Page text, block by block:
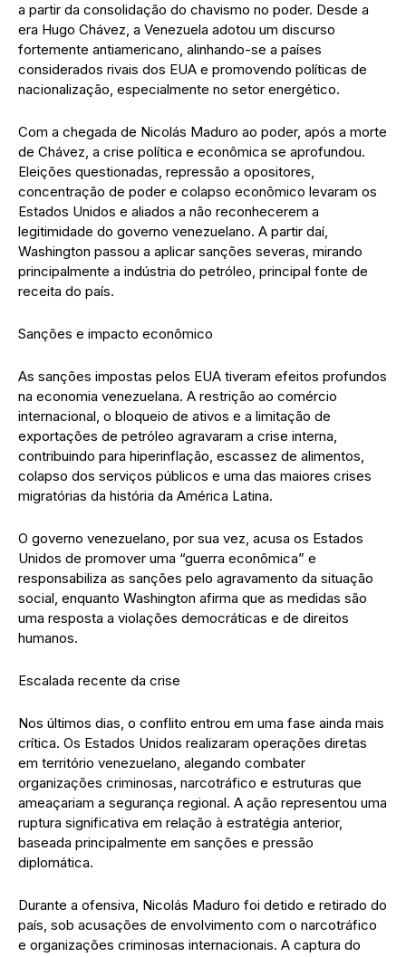
a partir da consolidação do chavismo no poder. Desde a
era Hugo Chávez, a Venezuela adotou um discurso
fortemente antiamericano, alinhando-se a países
considerados rivais dos EUA e promovendo políticas de
nacionalização, especialmente no setor energético.
Com a chegada de Nicolás Maduro ao poder, após a morte
de Chávez, a crise política e econômica se aprofundou.
Eleições questionadas, repressão a opositores,
concentração de poder e colapso econômico levaram os
Estados Unidos e aliados a não reconhecerem a
legitimidade do governo venezuelano. A partir daí,
Washington passou a aplicar sanções severas, mirando
principalmente a indústria do petróleo, principal fonte de
receita do país.
Sanções e impacto econômico
As sanções impostas pelos EUA tiveram efeitos profundos
na economia venezuelana. A restrição ao comércio
internacional, o bloqueio de ativos e a limitação de
exportações de petróleo agravaram a crise interna,
contribuindo para hiperinflação, escassez de alimentos,
colapso dos serviços públicos e uma das maiores crises
migratórias da história da América Latina.
O governo venezuelano, por sua vez, acusa os Estados
Unidos de promover uma “guerra econômica” e
responsabiliza as sanções pelo agravamento da situação
social, enquanto Washington afirma que as medidas são
uma resposta a violações democráticas e de direitos
humanos.
Escalada recente da crise
Nos últimos dias, o conflito entrou em uma fase ainda mais
crítica. Os Estados Unidos realizaram operações diretas
em território venezuelano, alegando combater
organizações criminosas, narcotráfico e estruturas que
ameaçariam a segurança regional. A ação representou uma
ruptura significativa em relação à estratégia anterior,
baseada principalmente em sanções e pressão
diplomática.
Durante a ofensiva, Nicolás Maduro foi detido e retirado do
país, sob acusações de envolvimento com o narcotráfico
e organizações criminosas internacionais. A captura do